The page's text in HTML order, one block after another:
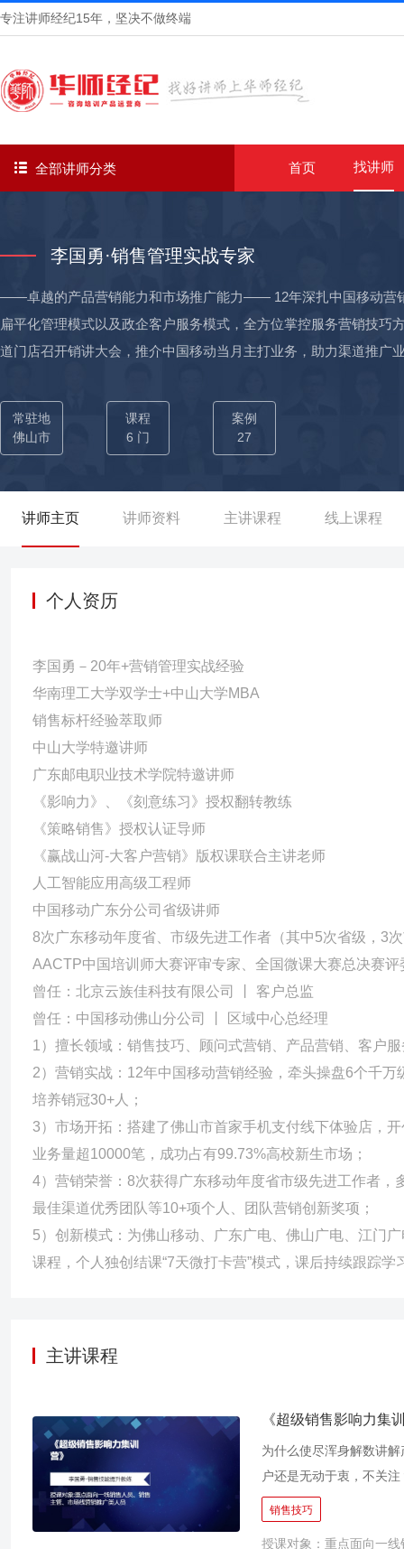
专注讲师经纪15年 ，坚决不做终端
全部讲师分类 首页 找讲师
李国勇·销售管理实战专家
——卓越的产品营销能力和市场推广能力—— 12年深扎中国移动营
扁平化管理模式以及政企客户服务模式，全方位掌控服务营销技
道门店召开销讲大会，推介中国移动当月主打业务，助力渠道推广
渠道优秀团队；同时在职期间带领团队连续12个季度营销业务达
会，主动开拓辖区内高校新生市场，将整体市场占有率由50%提
出色的客户洞察判断能力和营销策划能力—— 高效掌握产品卖点与
的方式接触潜在国企大客户，同时将国企大股东供应商转变为目
著作权，在牵头广电外包招投标工作时基于此获得加分优势，并
户；从0→1搭建企业宣传的官网、官微，3个月内将新搭建的公司
品在合作经销商的采购量提升50%。
常驻地
佛山市
课程
6 门
案例
27
讲师主页 讲师资料 主讲课程 线上课程
个人资历
李国勇－20年+营销管理实战经验
华南理工大学双学士+中山大学MBA
销售标杆经验萃取师
中山大学特邀讲师
广东邮电职业技术学院特邀讲师
《影响力》、《刻意练习》授权翻转教练
《策略销售》授权认证导师
《赢战山河-大客户营销》版权课联合主讲老师
人工智能应用高级工程师
中国移动广东分公司省级讲师
8次广东移动年度省、市级先进工作者（其中5次省级，3
AACTP中国培训师大赛评审专家、全国微课大赛总决赛评
曾任：北京云族佳科技有限公司 丨 客户总监
曾任：中国移动佛山分公司 丨 区域中心总经理
1）擅长领域：销售技巧、顾问式营销、产品营销、客户
2）营销实战：12年中国移动营销经验，牵头操盘6个千
培养销冠30+人；
3）市场开拓：搭建了佛山市首家手机支付线下体验店，
业务量超10000笔，成功占有99.73%高校新生市场；
4）营销荣誉：8次获得广东移动年度省市级先进工作者
最佳渠道优秀团队等10+项个人、团队营销创新奖项；
5）创新模式：为佛山移动、广东广电、佛山广电、江门
课程，个人独创结课“7天微打卡营”模式，课后持续跟踪学
主讲课程
《超级销售影响力集
为什么使尽浑身解数讲
户还是无动于衷，不关
响等等？ 这是一门以《
深入探讨了如何通过理
销售技巧
授课对象：重点面向一